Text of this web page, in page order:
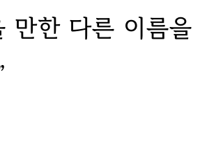
만한 다른 이름